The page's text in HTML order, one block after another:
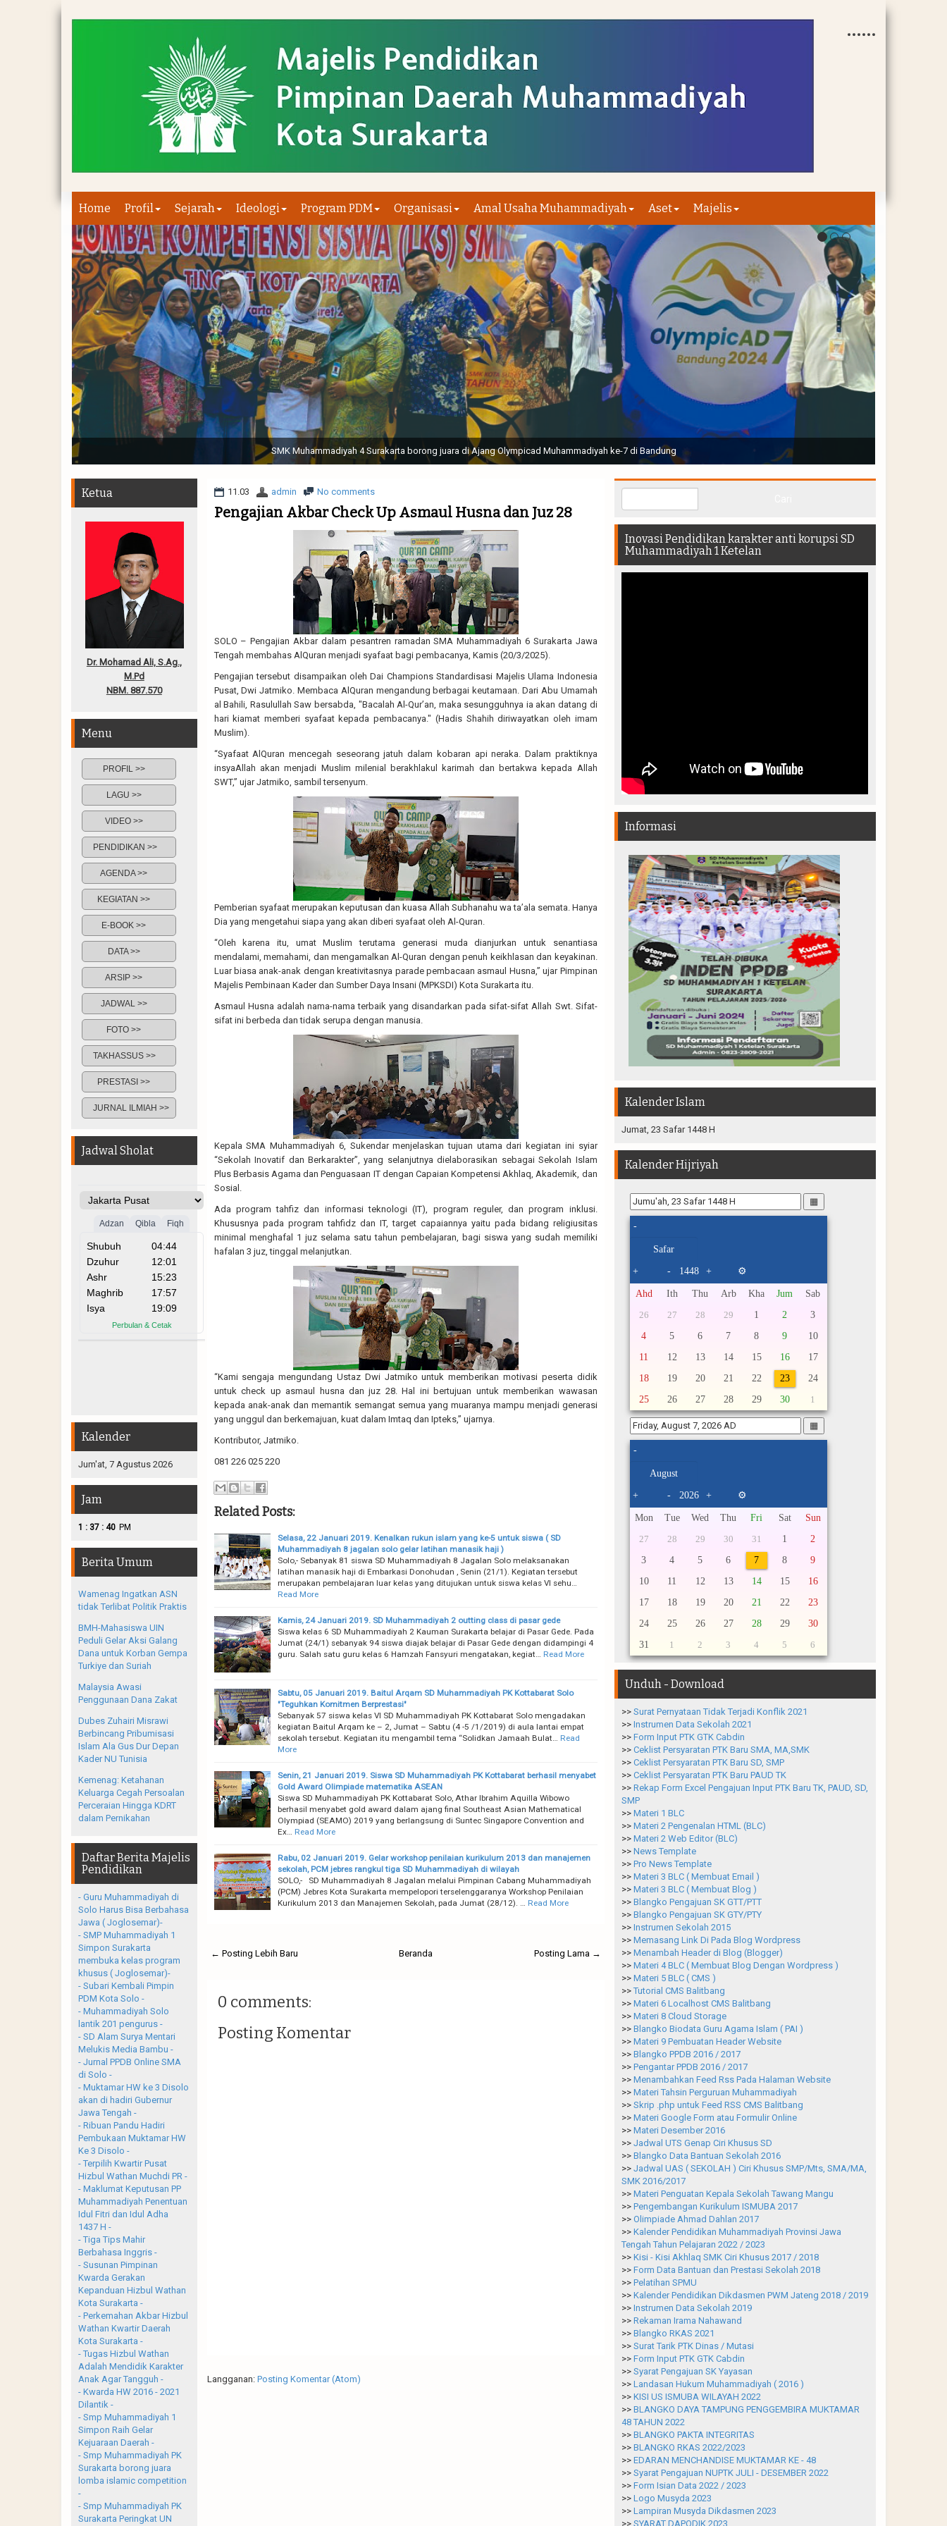
Home Profil Sejarah Ideologi Program PDM Organisasi Amal Usaha Muhammadiyah Aset Majelis
Sabtu, 19 November 2022. (dari kiri) Pertunjukan Tapak Suci Perguruan Muhammadiyah ( TSPM ) di Stadion Manahan Solo || Ir. H. Joko Widodo selaku Presiden RI membuka Acara Muktamar
Muhammadiyah 48 || Pertunjukan bendera dan tari memukau seluruh Muktamar dan Muktamirin yang hadir di dalam stadion
11.03 admin No comments
Pengajian Akbar Check Up Asmaul Husna dan Juz 28
SOLO – Pengajian Akbar dalam pesantren ramadan SMA Muhammadiyah 6 Surakarta Jawa
Tengah membahas AlQuran menjadi syafaat bagi pembacanya, Kamis (20/3/2025).
Pengajian tersebut disampaikan oleh Dai Champions Standardisasi Majelis Ulama Indonesia
Pusat, Dwi Jatmiko. Membaca AlQuran mengandung berbagai keutamaan. Dari Abu Umamah
al Bahili, Rasulullah Saw bersabda, "Bacalah Al-Qur’an, maka sesungguhnya ia akan datang di
hari kiamat memberi syafaat kepada pembacanya." (Hadis Shahih diriwayatkan oleh imam
Muslim).
“Syafaat AlQuran mencegah seseorang jatuh dalam kobaran api neraka. Dalam praktiknya
insyaAllah akan menjadi Muslim milenial berakhlakul karimah dan bertakwa kepada Allah
SWT,” ujar Jatmiko, sambil tersenyum.
Pemberian syafaat merupakan keputusan dan kuasa Allah Subhanahu wa ta’ala semata. Hanya
Dia yang mengetahui siapa yang akan diberi syafaat oleh Al-Quran.
“Oleh karena itu, umat Muslim terutama generasi muda dianjurkan untuk senantiasa
mendalami, memahami, dan mengamalkan Al-Quran dengan penuh keikhlasan dan keyakinan.
Luar biasa anak-anak dengan kreativitasnya parade pembacaan asmaul Husna,” ujar Pimpinan
Majelis Pembinaan Kader dan Sumber Daya Insani (MPKSDI) Kota Surakarta itu.
Asmaul Husna adalah nama-nama terbaik yang disandarkan pada sifat-sifat Allah Swt. Sifat-
sifat ini berbeda dan tidak serupa dengan manusia.
Kepala SMA Muhammadiyah 6, Sukendar menjelaskan tujuan utama dari kegiatan ini syiar
“Sekolah Inovatif dan Berkarakter”, yang selanjutnya dielaborasikan sebagai Sekolah Islam
Plus Berbasis Agama dan Penguasaan IT dengan Capaian Kompetensi Akhlaq, Akademik, dan
Sosial.
Ada program tahfiz dan informasi teknologi (IT), program reguler, dan program inklusi.
Khususnya pada program tahfidz dan IT, target capaiannya yaitu pada bidang religiusitas
minimal menghafal 1 juz selama satu tahun pembelajaran, bagi siswa yang sudah memiliki
hafalan 3 juz, tinggal melanjutkan.
“Kami sengaja mengundang Ustaz Dwi Jatmiko untuk memberikan motivasi peserta didik
untuk check up asmaul husna dan juz 28. Hal ini bertujuan untuk memberikan wawasan
kepada anak-anak dan memantik semangat semua yang muaranya mampu menjadi generasi
yang unggul dan berkemajuan, kuat dalam Imtaq dan Ipteks,” ujarnya.
Kontributor, Jatmiko.
081 226 025 220
Related Posts:
Selasa, 22 Januari 2019. Kenalkan rukun islam yang ke-5 untuk siswa ( SD
Muhammadiyah​ 8 jagalan solo gelar latihan manasik haji )
Solo,- Sebanyak 81 siswa SD Muhammadiyah 8 Jagalan Solo melaksanakan
latihan manasik haji di Embarkasi Donohudan , Senin (21/1). Kegiatan tersebut
merupakan pembelajaran luar kelas yang ditujukan untuk siswa kelas VI sehu…
Read More
Kamis, 24 Januari 2019. SD Muhammadiyah 2 outting class di pasar gede
Siswa kelas 6 SD Muhammadiyah 2 Kauman Surakarta belajar di Pasar Gede. Pada
Jumat (24/1) sebanyak 94 siswa diajak belajar di Pasar Gede dengan didampingi 4
guru. Salah satu guru kelas 6 Hamzah Fansyuri mengatakan, kegiat…
Read More
Sabtu, 05 Januari 2019. Baitul Arqam SD Muhammadiyah PK Kottabarat Solo
"Teguhkan Komitmen Berprestasi"
Sebanyak 57 siswa kelas VI SD Muhammadiyah PK Kottabarat Solo mengadakan
kegiatan Baitul Arqam ke – 2, Jumat – Sabtu (4 -5 /1/2019) di aula lantai empat
sekolah tersebut. Kegiatan itu mengambil tema “Solidkan Jamaah Bulat…
Read
More
Senin, 21 Januari 2019. Siswa SD Muhammadiyah PK Kottabarat berhasil menyabet
Gold Award Olimpiade matematika ASEAN
Siswa SD Muhammadiyah PK Kottabarat Solo, Athar Ibrahim Aquilla Wibowo
berhasil menyabet gold award dalam ajang final Southeast Asian Mathematical
Olympiad (SEAMO) 2019 yang berlangsung di Suntec Singapore Convention and
Ex…
Read More
Rabu, 02 Januari 2019. Gelar workshop penilaian kurikulum 2013 dan manajemen
sekolah, PCM jebres rangkul tiga SD Muhammadiyah di wilayah
SOLO,- SD Muhammadiyah 8 Jagalan melalui Pimpinan Cabang Muhammadiyah
(PCM) Jebres Kota Surakarta mempelopori terselenggaranya Workshop Penilaian
Kurikulum 2013 dan Manajemen Sekolah, pada Jumat (28/12). …
Read More
← Posting Lebih Baru Posting Lama →
Beranda
0 comments:
Posting Komentar
Langganan: Posting Komentar (Atom)
Ketua
Dr. Mohamad Ali, S.Ag.,
M.Pd
NBM. 887.570
Menu
PROFIL >>
LAGU >>
VIDEO >>
PENDIDIKAN >>
AGENDA >>
KEGIATAN >>
E-BOOK >>
DATA >>
ARSIP >>
JADWAL >>
FOTO >>
TAKHASSUS >>
PRESTASI >>
JURNAL ILMIAH >>
Jadwal Sholat
Kalender
Jum'at, 7 Agustus 2026
Jam
1 : 37 : 41 PM
Berita Umum
Wamenag Ingatkan ASN
tidak Terlibat Politik Praktis
BMH-Mahasiswa UIN
Peduli Gelar Aksi Galang
Dana untuk Korban Gempa
Turkiye dan Suriah
Malaysia Awasi
Penggunaan Dana Zakat
Dubes Zuhairi Misrawi
Berbincang Pribumisasi
Islam Ala Gus Dur Depan
Kader NU Tunisia
Kemenag: Ketahanan
Keluarga Cegah Persoalan
Perceraian Hingga KDRT
dalam Pernikahan
Daftar Berita Majelis
Pendidikan
- Guru Muhammadiyah di
Solo Harus Bisa Berbahasa
Jawa ( Joglosemar)-
- SMP Muhammadiyah 1
Simpon Surakarta
membuka kelas program
khusus ( Joglosemar)-
- Subari Kembali Pimpin
PDM Kota Solo -
- Muhammadiyah Solo
lantik 201 pengurus -
- SD Alam Surya Mentari
Melukis Media Bambu -
- Jurnal PPDB Online SMA
di Solo -
- Muktamar HW ke 3 Disolo
akan di hadiri Gubernur
Jawa Tengah -
- Ribuan Pandu Hadiri
Pembukaan Muktamar HW
Ke 3 Disolo -
- Terpilih Kwartir Pusat
Hizbul Wathan Muchdi PR -
- Maklumat Keputusan PP
Muhammadiyah Penentuan
Idul Fitri dan Idul Adha
1437 H -
- Tiga Tips Mahir
Berbahasa Inggris -
- Susunan Pimpinan
Kwarda Gerakan
Kepanduan Hizbul Wathan
Kota Surakarta -
- Perkemahan Akbar Hizbul
Wathan Kwartir Daerah
Kota Surakarta -
- Tugas Hizbul Wathan
Adalah Mendidik Karakter
Anak Agar Tangguh -
- Kwarda HW 2016 - 2021
Dilantik -
- Smp Muhammadiyah 1
Simpon Raih Gelar
Kejuaraan Daerah -
- Smp Muhammadiyah PK
Surakarta borong juara
lomba islamic competition
-
- Smp Muhammadiyah PK
Surakarta Peringkat UN
Inovasi Pendidikan karakter anti korupsi SD
Muhammadiyah 1 Ketelan
Informasi
Kalender Islam
Jumat, 23 Safar 1448 H
Kalender Hijriyah
▦
-
+ - + ⚙
Ahd Ith Thu Arb Kha Jum Sab
26 27 28 29 1 2
3
4
5 6 7 8 9
10
11
12 13 14 15 16
17
18
19 20 21 22 23
24
25
26 27 28 29 30 1
▦
-
+ - + ⚙
Mon Tue Wed Thu Fri Sat Sun
27 28 29 30 31 1
2
3
4 5 6 7 8
9
10
11 12 13 14 15
16
17
18 19 20 21 22
23
24
25 26 27 28 29
30
31
1 2 3 4 5 6
Unduh - Download
>> Surat Pernyataan Tidak Terjadi Konflik 2021
>> Instrumen Data Sekolah 2021
>> Form Input PTK GTK Cabdin
>> Ceklist Persyaratan PTK Baru SMA, MA,SMK
>> Ceklist Persyaratan PTK Baru SD, SMP
>> Ceklist Persyaratan PTK Baru PAUD TK
>> Rekap Form Excel Pengajuan Input PTK Baru TK, PAUD, SD,
SMP
>> Materi 1 BLC
>> Materi 2 Pengenalan HTML (BLC)
>> Materi 2 Web Editor (BLC)
>> News Template
>> Pro News Template
>> Materi 3 BLC ( Membuat Email )
>> Materi 3 BLC ( Membuat Blog )
>> Blangko Pengajuan SK GTT/PTT
>> Blangko Pengajuan SK GTY/PTY
>> Instrumen Sekolah 2015
>> Memasang Link Di Pada Blog Wordpress
>> Menambah Header di Blog (Blogger)
>> Materi 4 BLC ( Membuat Blog Dengan Wordpress )
>> Materi 5 BLC ( CMS )
>> Tutorial CMS Balitbang
>> Materi 6 Localhost CMS Balitbang
>> Materi 8 Cloud Storage
>> Blangko Biodata Guru Agama Islam ( PAI )
>> Materi 9 Pembuatan Header Website
>> Blangko PPDB 2016 / 2017
>> Pengantar PPDB 2016 / 2017
>> Menambahkan Feed Rss Pada Halaman Website
>> Materi Tahsin Perguruan Muhammadiyah
>> Skrip .php untuk Feed RSS CMS Balitbang
>> Materi Google Form atau Formulir Online
>> Materi Desember 2016
>> Jadwal UTS Genap Ciri Khusus SD
>> Blangko Data Bantuan Sekolah 2016
>> Jadwal UAS ( SEKOLAH ) Ciri Khusus SMP/Mts, SMA/MA,
SMK 2016/2017
>> Materi Penguatan Kepala Sekolah Tawang Mangu
>> Pengembangan Kurikulum ISMUBA 2017
>> Olimpiade Ahmad Dahlan 2017
>> Kalender Pendidikan Muhammadiyah Provinsi Jawa
Tengah Tahun Pelajaran 2022 / 2023
>> Kisi - Kisi Akhlaq SMK Ciri Khusus 2017 / 2018
>> Form Data Bantuan dan Prestasi Sekolah 2018
>> Pelatihan SPMU
>> Kalender Pendidikan Dikdasmen PWM Jateng 2018 / 2019
>> Instrumen Data Sekolah 2019
>> Rekaman Irama Nahawand
>> Blangko RKAS 2021
>> Surat Tarik PTK Dinas / Mutasi
>> Form Input PTK GTK Cabdin
>> Syarat Pengajuan SK Yayasan
>> Landasan Hukum Muhammadiyah ( 2016 )
>> KISI US ISMUBA WILAYAH 2022
>> BLANGKO DAYA TAMPUNG PENGGEMBIRA MUKTAMAR
48 TAHUN 2022
>> BLANGKO PAKTA INTEGRITAS
>> BLANGKO RKAS 2022/2023
>> EDARAN MENCHANDISE MUKTAMAR KE - 48
>> Syarat Pengajuan NUPTK JULI - DESEMBER 2022
>> Form Isian Data 2022 / 2023
>> Logo Musyda 2023
>> Lampiran Musyda Dikdasmen 2023
>> SYARAT DAPODIK 2023